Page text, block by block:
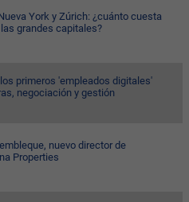
York y Zúrich: ¿cuánto cuesta
grandes capitales?
primeros 'empleados digitales'
negociación y gestión
nuevo director de
Properties